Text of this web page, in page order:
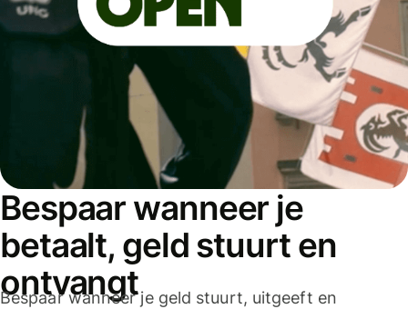
Bespaar wanneer je
betaalt, geld stuurt en
ontvangt
Bespaar wanneer je geld stuurt, uitgeeft en